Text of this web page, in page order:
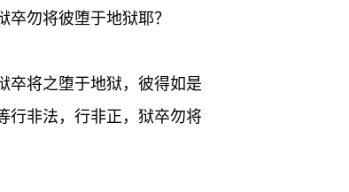
勿将彼堕于地狱耶？
卒将之堕于地狱，彼得如是
行非法，行非正，狱卒勿将